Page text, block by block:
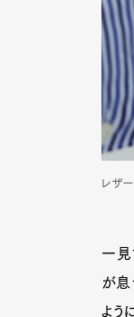
レザ
一見
が息
よう